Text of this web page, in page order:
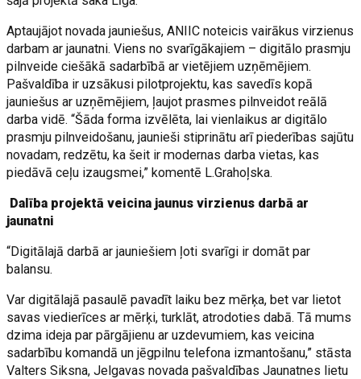
Aptaujājot novada jauniešus, ANIIC noteicis vairākus virzienus
darbam ar jaunatni. Viens no svarīgākajiem – digitālo prasmju
pilnveide ciešākā sadarbībā ar vietējiem uzņēmējiem.
Pašvaldība ir uzsākusi pilotprojektu, kas savedīs kopā
jauniešus ar uzņēmējiem, ļaujot prasmes pilnveidot reālā
darba vidē. “Šāda forma izvēlēta, lai vienlaikus ar digitālo
prasmju pilnveidošanu, jaunieši stiprinātu arī piederības sajūtu
novadam, redzētu, ka šeit ir modernas darba vietas, kas
piedāvā ceļu izaugsmei,” komentē L.Grahoļska.
Dalība projektā veicina jaunus virzienus darbā ar
jaunatni
“Digitālajā darbā ar jauniešiem ļoti svarīgi ir domāt par
balansu.
Var digitālajā pasaulē pavadīt laiku bez mērķa, bet var lietot
savas viedierīces ar mērķi, turklāt, atrodoties dabā. Tā mums
dzima ideja par pārgājienu ar uzdevumiem, kas veicina
sadarbību komandā un jēgpilnu telefona izmantošanu,” stāsta
Valters Siksna, Jelgavas novada pašvaldības Jaunatnes lietu